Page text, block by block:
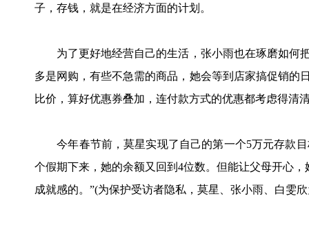
子，存钱，就是在经济方面的计划。
为了更好地经营自己的生活，张小雨也在琢磨如何把
多是网购，有些不急需的商品，她会等到店家搞促销的
比价，算好优惠券叠加，连付款方式的优惠都考虑得清
今年春节前，莫星实现了自己的第一个5万元存款目
个假期下来，她的余额又回到4位数。但能让父母开心
成就感的。”(为保护受访者隐私，莫星、张小雨、白雯